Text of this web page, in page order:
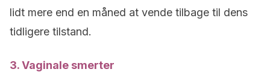
lidt mere end en måned at vende tilbage til dens
tidligere tilstand.
3. Vaginale smerter